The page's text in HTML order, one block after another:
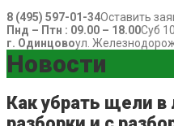
8 (495) 597-01-34Оставить
Пнд – Птн : 09.00 – 18.00Суб
г. Одинцовоул.
Новости
Как убрать щели в